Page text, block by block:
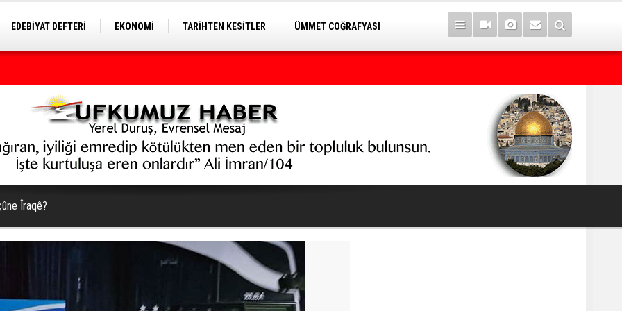
EDEBİYAT DEFTERİ EKONOMİ TARİHTEN KESİTLER
ÜMMET COĞRAFYASI
Îraqê?